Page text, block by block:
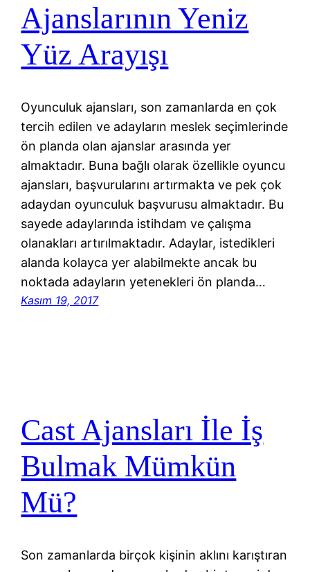
Ajanslarının Yeniz
Yüz Arayışı
Oyunculuk ajansları, son zamanlarda en çok
tercih edilen ve adayların meslek seçimlerinde
ön planda olan ajanslar arasında yer
almaktadır. Buna bağlı olarak özellikle oyuncu
ajansları, başvurularını artırmakta ve pek çok
adaydan oyunculuk başvurusu almaktadır. Bu
sayede adaylarında istihdam ve çalışma
olanakları artırılmaktadır. Adaylar, istedikleri
alanda kolayca yer alabilmekte ancak bu
noktada adayların yetenekleri ön planda…
Kasım 19, 2017
Cast Ajansları İle İş
Bulmak Mümkün
Mü?
Son zamanlarda birçok kişinin aklını karıştıran